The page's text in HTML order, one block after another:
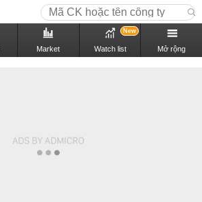
Market Watch list
New
Mở rộng